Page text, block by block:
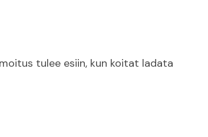
tulee esiin, kun koitat ladata